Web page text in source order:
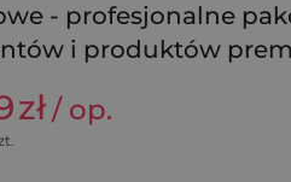
- profesjonalne
i produktów
zł/ op.